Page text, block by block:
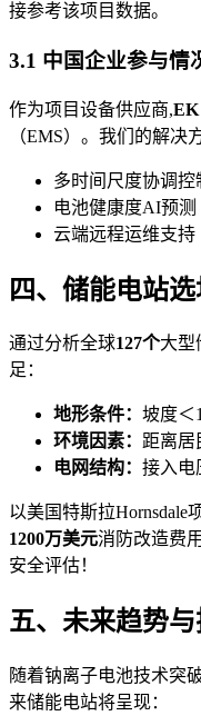
接参考该项目数据。
3.1 中国企业参与情
作为项目设备供应商,EK
（EMS）。我们的解决
多时间尺度协调控
电池健康度AI预测
云端远程运维支持
四、储能电站
通过分析全球127个大型
足：
地形条件： 坡度＜
环境因素： 距离居
电网结构： 接入电
以美国特斯拉Hornsdale
1200万美元消防改造费
安全评估！
五、未来趋势
随着钠离子电池技术突
来储能电站将呈现：